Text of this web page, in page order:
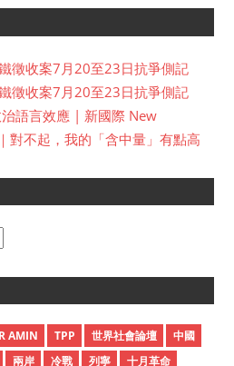
徵收案7月20至23日抗爭側記
徵收案7月20至23日抗爭側記
語言效應 | 新國際 New
對不起，我的「含中量」有點高
AMIN TPP 世界社會論壇
中國
兩岸 冷戰 列寧
十月革命